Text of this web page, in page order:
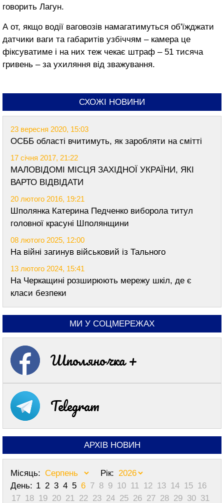
говорить Лагун.
А от, якщо водії ваговозів намагатимуться об'їжджати
датчики ваги та габаритів узбіччям – камера це
фіксуватиме і на них теж чекає штраф – 51 тисяча
гривень – за ухиляння від зважування.
СХОЖІ НОВИНИ
23 вересня 2020, 15:03
ОСББ області вчитимуть, як заробляти на смітті
17 січня 2017, 21:22
МАЛОВІДОМІ МІСЦЯ ЗАХІДНОЇ УКРАЇНИ, ЯКІ
ВАРТО ВІДВІДАТИ
20 лютого 2016, 19:21
Шполянка Катерина Педченко виборола титул
головної красуні Шполянщини
08 лютого 2025, 12:00
На війні загинув військовий із Тального
13 лютого 2024, 15:41
На Черкащині розширюють мережу шкіл, де є
класи безпеки
МИ У СОЦМЕРЕЖАХ
Шполяночка +
Telegram
АРХІВ НОВИН
Місяць:
Рік:
День: 1 2 3 4 5 6 7 8 9 10 11 12 13 14 15 16
17 18 19 20 21 22 23 24 25 26 27 28 29 30 31